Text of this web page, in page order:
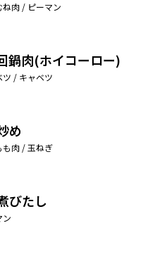
ね肉 / ピーマン
鍋肉(ホイコーロー)
ツ / キャベツ
め
も肉 / 玉ねぎ
びたし
ン